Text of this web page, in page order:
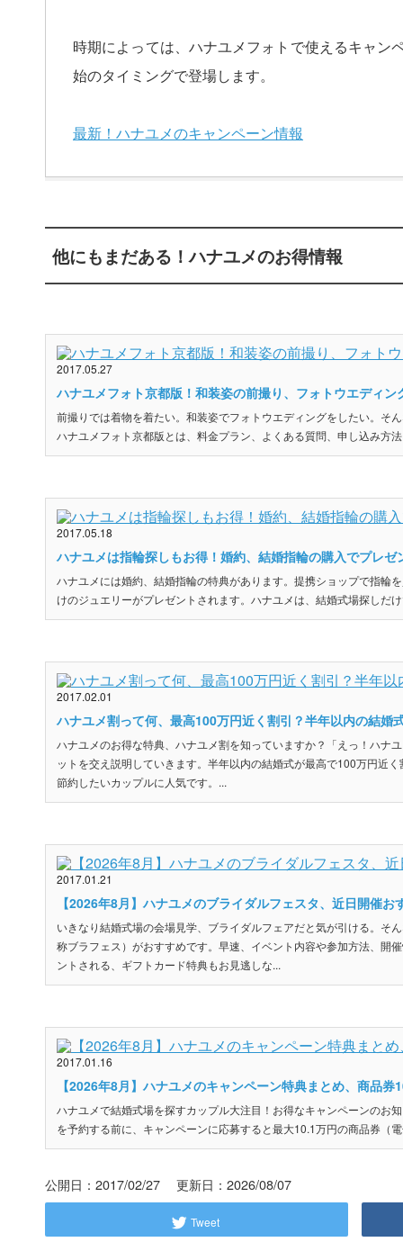
時期によっては、ハナユメフォトで使えるキャン
始のタイミングで登場します。
最新！ハナユメのキャンペーン情報
他にもまだある！ハナユメのお得情報
2017.05.27
ハナユメフォト京都版！和装姿の前撮り、フォトウエディン
前撮りでは着物を着たい。和装姿でフォトウエディングをしたい。そ
ハナユメフォト京都版とは、料金プラン、よくある質問、申し込み方
2017.05.18
ハナユメは指輪探しもお得！婚約、結婚指輪の購入でプレゼ
ハナユメには婚約、結婚指輪の特典があります。提携ショップで指輪
けのジュエリーがプレゼントされます。ハナユメは、結婚式場探しだ
2017.02.01
ハナユメ割って何、最高100万円近く割引？半年以内の結婚
ハナユメのお得な特典、ハナユメ割を知っていますか？「えっ！ハナ
ットを交え説明していきます。半年以内の結婚式が最高で100万円近
節約したいカップルに人気です。...
2017.01.21
【2026年8月】ハナユメのブライダルフェスタ、近日開催お
いきなり結婚式場の会場見学、ブライダルフェアだと気が引ける。そ
称ブラフェス）がおすすめです。早速、イベント内容や参加方法、開
ントされる、ギフトカード特典もお見逃しな...
2017.01.16
【2026年8月】ハナユメのキャンペーン特典まとめ、商品券
ハナユメで結婚式場を探すカップル大注目！お得なキャンペーンのお
を予約する前に、キャンペーンに応募すると最大10.1万円の商品券（
公開日：2017/02/27 更新日：2026/08/07
Tweet